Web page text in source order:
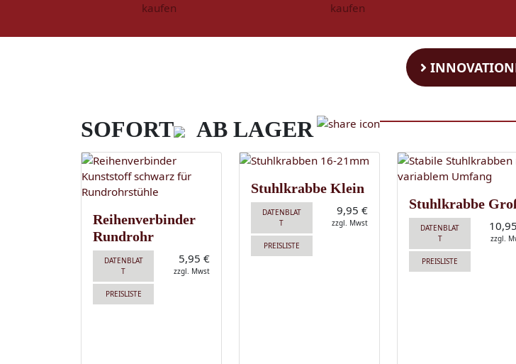
SOFORT AB LAGER
Reihenverbinder
Rundrohr
DATENBLAT
T
PREISLISTE
5,95 €
zzgl. Mwst
Stuhlkrabbe Klein
DATENBLAT
T
PREISLISTE
9,95 €
zzgl. Mwst
Stuhlkrabbe
DATENBLAT
T
PREISLISTE
zzgl.